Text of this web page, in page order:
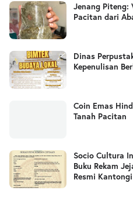
Jenang Piteng:
Pacitan dari
Dinas
Kepenulisan
Coin Emas
Tanah Pacitan
Socio Cultura
Buku Rekam
Resmi